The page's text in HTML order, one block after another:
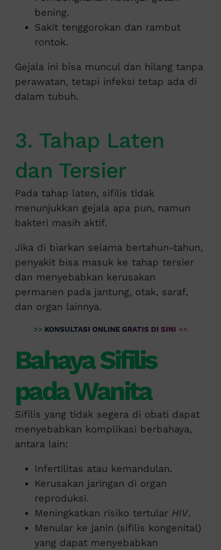
bening.
Sakit tenggorokan dan rambut
rontok.
Gejala ini bisa muncul dan hilang tanpa
perawatan, tetapi infeksi tetap ada di
dalam tubuh.
3. Tahap Laten
dan Tersier
Pada tahap laten, sifilis tidak
menunjukkan gejala apa pun, namun
bakteri masih aktif.
Jika di biarkan selama bertahun-tahun,
penyakit bisa masuk ke tahap tersier
dan menyebabkan kerusakan
permanen pada jantung, otak, saraf,
dan organ lainnya.
>> KONSULTASI ONLINE GRATIS DI SINI <<
Bahaya Sifilis
pada Wanita
Sifilis yang tidak segera di obati dapat
menyebabkan komplikasi berbahaya,
antara lain:
Infertilitas atau kemandulan.
Kerusakan jaringan di organ
reproduksi.
Meningkatkan risiko tertular HIV.
Menular ke janin (sifilis kongenital)
yang dapat menyebabkan